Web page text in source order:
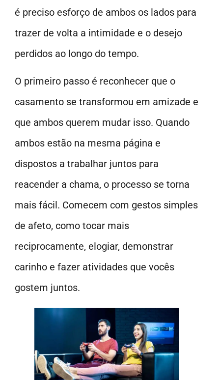
é preciso esforço de ambos os lados para
trazer de volta a intimidade e o desejo
perdidos ao longo do tempo.
O primeiro passo é reconhecer que o
casamento se transformou em amizade e
que ambos querem mudar isso. Quando
ambos estão na mesma página e
dispostos a trabalhar juntos para
reacender a chama, o processo se torna
mais fácil. Comecem com gestos simples
de afeto, como tocar mais
reciprocamente, elogiar, demonstrar
carinho e fazer atividades que vocês
gostem juntos.